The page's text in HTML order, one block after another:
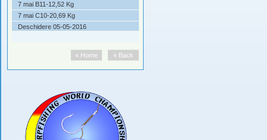
7 mai B11-12,52 Kg
7 mai C10-20,69 Kg
Deschidere 05-05-2016
« Back
« Home